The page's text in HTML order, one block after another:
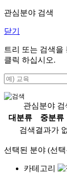
관심분야 검색
닫기
트리 또는 검색을
클릭 하십시오.
관심분야 검
대분류
중분류
검색결과가
선택된 분야 (선
카테고리